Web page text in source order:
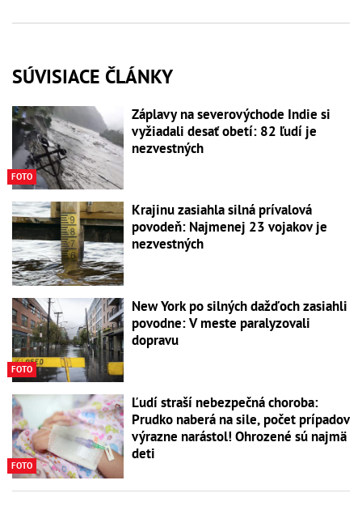
SÚVISIACE ČLÁNKY
FOTO
Záplavy na severovýchode Indie si
vyžiadali desať obetí: 82 ľudí je
nezvestných
Krajinu zasiahla silná prívalová
povodeň: Najmenej 23 vojakov je
nezvestných
FOTO
New York po silných dažďoch zasiahli
povodne: V meste paralyzovali
dopravu
FOTO
Ľudí straší nebezpečná choroba:
Prudko naberá na sile, počet prípadov
výrazne narástol! Ohrozené sú najmä
deti